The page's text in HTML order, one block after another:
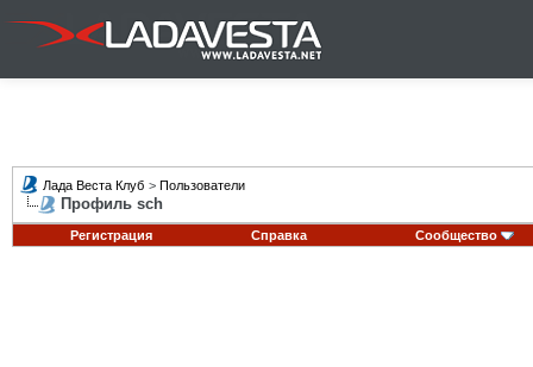
Лада Веста Клуб > Пользователи
Профиль sch
Регистрация Справка Сообщество